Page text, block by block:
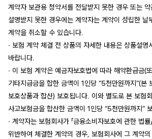
계약자 보관용 청약서를 전달받지 못한 경우 또는
설명받지 못한 경우에는 계약자는 계약이 성립한 날
계약을 취소할 수 있습니다.
∙ 보험 계약 체결 전 상품의 자세한 내용은 상품설명
바랍니다.
∙ 이 보험 계약은 예금자보호법에 따라 해약환급금(
기타지급금을 합한 금액이 1인당 “5천만원까지”(본
보호상품과 합산) 보호됩니다. 이와 별도로 본 보험
사고보험금을 합산한 금액이 1인당 “5천만원까지”
∙ 계약자는 보험회사가 「금융소비자보호에 관한 법
위반하여 체결한 계약의 경우, 보험회사에 그 계약